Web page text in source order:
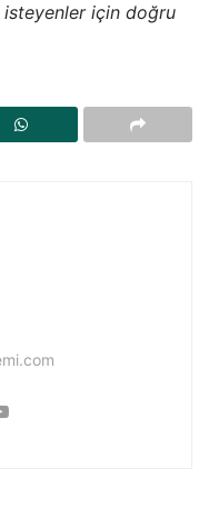
isteyenler için doğru